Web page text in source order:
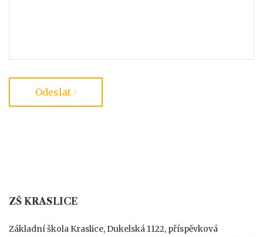
Odeslat
ZŠ KRASLICE
Základní škola Kraslice, Dukelská 1122, příspěvková